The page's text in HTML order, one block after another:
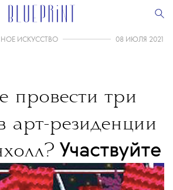
ИСКУССТВО 08 ИЮЛЯ 2021
провести три
арт-резиденции
Участвуйте
Adobe